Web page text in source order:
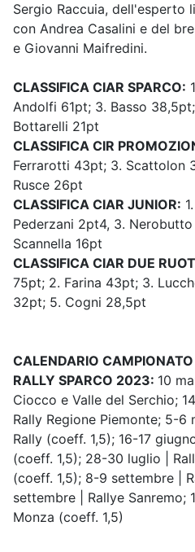
Sergio Raccuia, dell'esperto
con Andrea Casalini e del
e Giovanni Maifredini.
CLASSIFICA CIAR SPARCO:
Andolfi 61pt; 3. Basso
Bottarelli 21pt
CLASSIFICA CIR
Ferrarotti 43pt; 3. Scattolon
Rusce 26pt
CLASSIFICA CIAR JUNIOR:
Pederzani 2pt4, 3.
Scannella 16pt
CLASSIFICA CIAR DUE
75pt; 2. Farina 43pt; 3.
32pt; 5. Cogni 28,5pt
CALENDARIO
RALLY SPARCO 2023: 10
Ciocco e Valle del Serchio;
Rally Regione Piemonte; 5-6
Rally (coeff. 1,5); 16-17
(coeff. 1,5); 28-30 luglio |
(coeff. 1,5); 8-9 settembre |
settembre | Rallye Sanremo;
Monza (coeff. 1,5)